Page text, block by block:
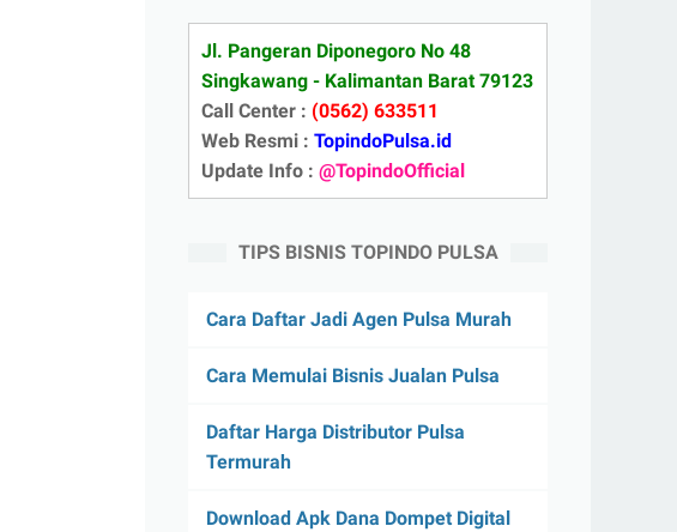
Jl. Pangeran Diponegoro No 48
Singkawang - Kalimantan Barat 79123
Call Center : (0562) 633511
Web Resmi : TopindoPulsa.id
Update Info : @TopindoOfficial
TIPS BISNIS TOPINDO PULSA
Cara Daftar Jadi Agen Pulsa Murah
Cara Memulai Bisnis Jualan Pulsa
Daftar Harga Distributor Pulsa
Termurah
Download Apk Dana Dompet Digital